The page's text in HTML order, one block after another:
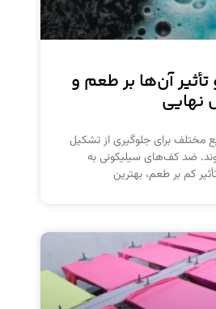
آن‌ها بر طعم و
برای جلوگیری از تشکیل
ضد کف‌های سیلیکونی به
کم بر طعم، بهترین